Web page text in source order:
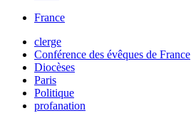
France
clerge
Conférence des évêques de France
Diocèses
Paris
Politique
profanation